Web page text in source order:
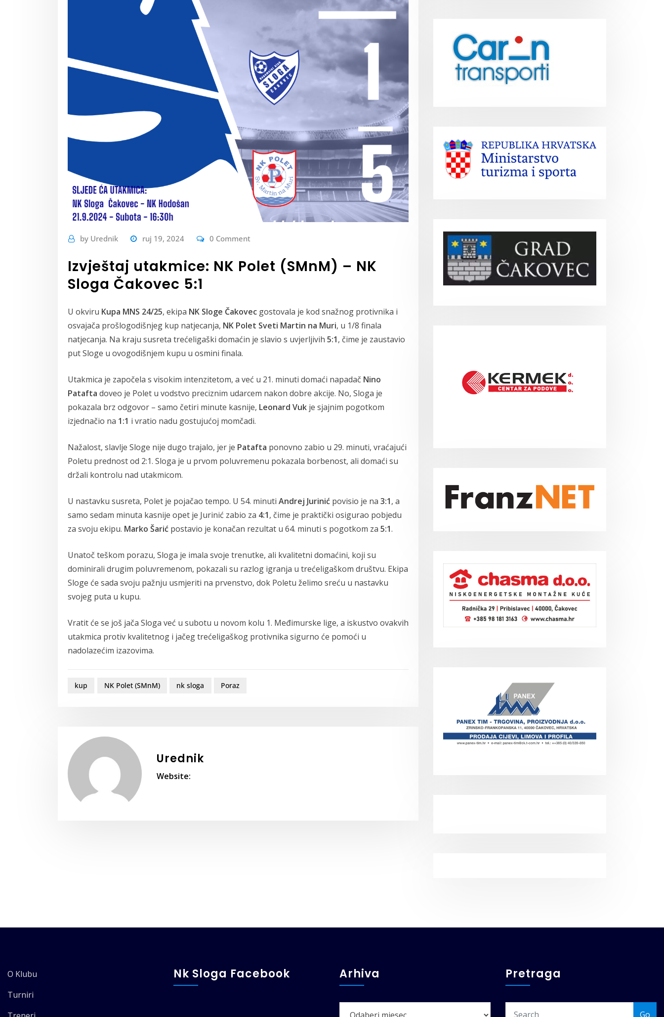
by Urednik ruj 19, 2024 0 Comment
Izvještaj utakmice: NK Polet (SMnM) – NK
Sloga Čakovec 5:1
U okviru Kupa MNS 24/25, ekipa NK Sloge Čakovec gostovala je kod snažnog protivnika i
osvajača prošlogodišnjeg kup natjecanja, NK Polet Sveti Martin na Muri, u 1/8 finala
natjecanja. Na kraju susreta trećeligaški domaćin je slavio s uvjerljivih 5:1, čime je zaustavio
put Sloge u ovogodišnjem kupu u osmini finala.
Utakmica je započela s visokim intenzitetom, a već u 21. minuti domaći napadač Nino
Patafta doveo je Polet u vodstvo preciznim udarcem nakon dobre akcije. No, Sloga je
pokazala brz odgovor – samo četiri minute kasnije, Leonard Vuk je sjajnim pogotkom
izjednačio na 1:1 i vratio nadu gostujućoj momčadi.
Nažalost, slavlje Sloge nije dugo trajalo, jer je Patafta ponovno zabio u 29. minuti, vraćajući
Poletu prednost od 2:1. Sloga je u prvom poluvremenu pokazala borbenost, ali domaći su
držali kontrolu nad utakmicom.
U nastavku susreta, Polet je pojačao tempo. U 54. minuti Andrej Jurinić povisio je na 3:1, a
samo sedam minuta kasnije opet je Jurinić zabio za 4:1, čime je praktički osigurao pobjedu
za svoju ekipu. Marko Šarić postavio je konačan rezultat u 64. minuti s pogotkom za 5:1.
Unatoč teškom porazu, Sloga je imala svoje trenutke, ali kvalitetni domaćini, koji su
dominirali drugim poluvremenom, pokazali su razlog igranja u trećeligaškom društvu. Ekipa
Sloge će sada svoju pažnju usmjeriti na prvenstvo, dok Poletu želimo sreću u nastavku
svojeg puta u kupu.
Vratit će se još jača Sloga već u subotu u novom kolu 1. Međimurske lige, a iskustvo ovakvih
utakmica protiv kvalitetnog i jačeg trećeligaškog protivnika sigurno će pomoći u
nadolazećim izazovima.
kup NK Polet (SMnM) nk sloga Poraz
Urednik
Website:
O Klubu
Turniri
Nk Sloga Facebook Arhiva Pretraga
Go